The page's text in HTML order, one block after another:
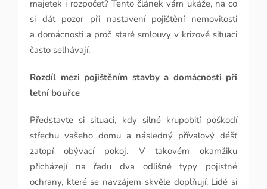
majetek i rozpočet? Tento článek vám ukáže, na co
si dát pozor při nastavení pojištění nemovitosti
a domácnosti a proč staré smlouvy v krizové situaci
často selhávají.
Rozdíl mezi pojištěním stavby a domácnosti při
letní bouřce
Představte si situaci, kdy silné krupobití poškodí
střechu vašeho domu a následný přívalový déšť
zatopí obývací pokoj. V takovém okamžiku
přicházejí na řadu dva odlišné typy pojistné
ochrany, které se navzájem skvěle doplňují. Lidé si